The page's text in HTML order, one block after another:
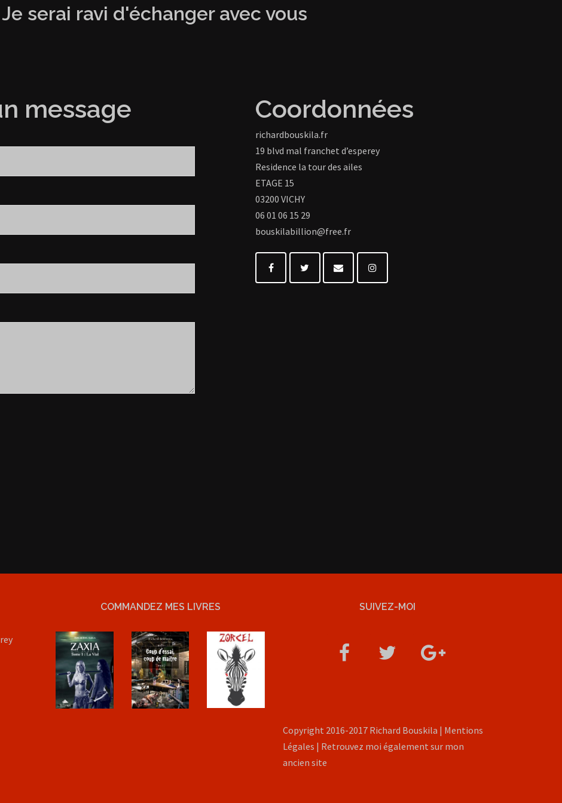
Je serai ravi d'échanger avec vous
message Coordonnées
richardbouskila.fr
19 blvd mal franchet d’esperey
Residence la tour des ailes
ETAGE 15
03200 VICHY
06 01 06 15 29
bouskilabillion@free.fr
COMMANDEZ MES LIVRES SUIVEZ-MOI
Copyright 2016-2017 Richard Bouskila | Mentions
Légales | Retrouvez moi également sur mon
ancien site